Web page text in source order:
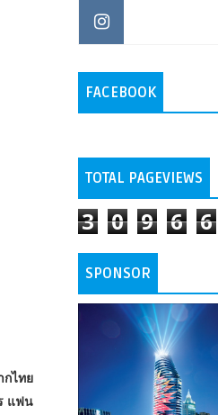
ไทย
แฟน
FACEBOOK
TOTAL PAGEVIEWS
3 0 9 6 6
SPONSOR